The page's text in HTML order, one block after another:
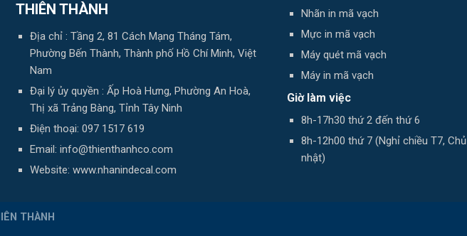
THIÊN THÀNH
Địa chỉ : Tầng 2, 81 Cách Mạng Tháng Tám,
Phường Bến Thành, Thành phố Hồ Chí Minh, Việt
Nam
Đại lý ủy quyền : Ấp Hoà Hưng, Phường An Hoà,
Thị xã Trảng Bàng, Tỉnh Tây Ninh
Điện thoại: 097 1517 619
Email: info@thienthanhco.com
Website: www.nhanindecal.com
Nhãn in mã vạch
Mực in mã vạch
Máy quét mã vạch
Máy in mã vạch
Giờ làm việc
8h-17h30 thứ 2 đến thứ 6
8h-12h00 thứ 7 (Nghỉ chiều T7, Chủ
nhật)
THÀNH